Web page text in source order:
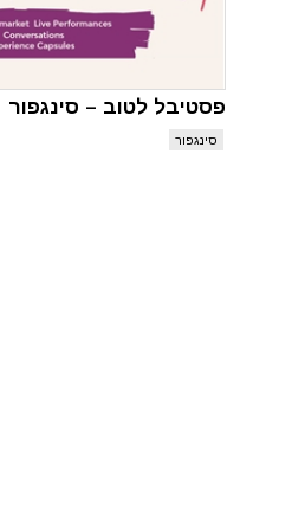
פסטיבל לטוב – סינגפור
סינגפור